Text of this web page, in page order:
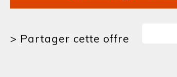
> Partager cette offre